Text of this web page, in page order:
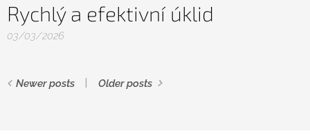
Rychlý a efektivní úklid
03/03/2026
Newer posts Older posts